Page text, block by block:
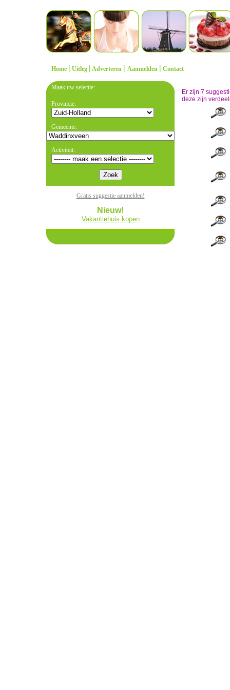
Home | Uitleg | Adverteren | Aanmelden | Contact
Maak uw selectie:
Provincie:
Gemeente:
Activiteit:
Gratis suggestie aanmelden!
Nieuw!
Vakantiehuis kopen
Er zijn 7
deze zijn